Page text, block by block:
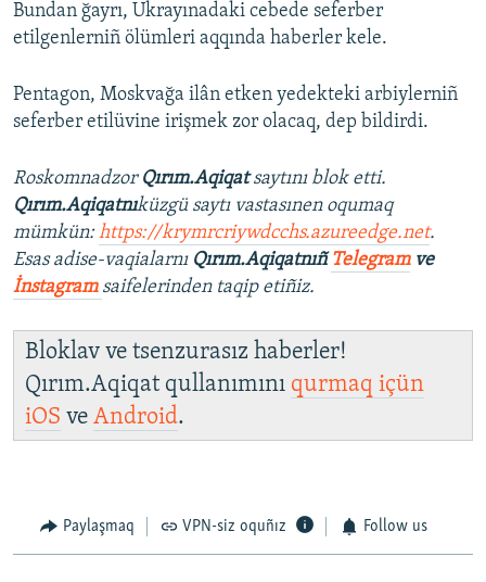
Bundan ğayrı, Ukrayınadaki cebede seferber
etilgenlerniñ ölümleri aqqında haberler kele.
Pentagon, Moskvağa ilân etken yedekteki arbiylerniñ
seferber etilüvine irişmek zor olacaq, dep bildirdi.
Roskomnadzor Qırım.Aqiqatsaytını blok etti.
Qırım.Aqiqatnıküzgü saytı vastasınen oqumaq
mümkün:https://krymrcriywdcchs.azureedge.net.
Esas adise-vaqialarnı Qırım.Aqiqatnıñ Telegramve
İnstagram saifelerinden taqip etiñiz.
Bloklav ve tsenzurasız haberler!
Qırım.Aqiqat qullanımını qurmaq içün
iOS ve Android.
Paylaşmaq VPN-siz oquñız Follow us